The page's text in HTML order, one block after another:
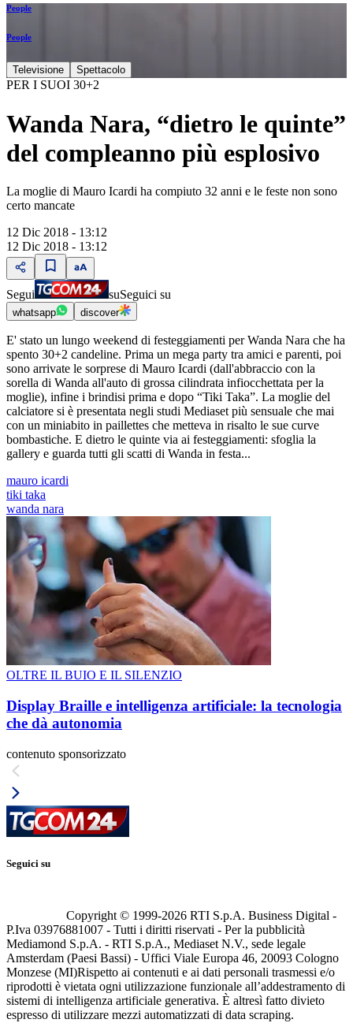
People
People
Televisione Spettacolo
PER I SUOI 30+2
Wanda Nara, “dietro le quinte”
del compleanno più esplosivo
La moglie di Mauro Icardi ha compiuto 32 anni e le feste non sono
certo mancate
12 Dic 2018 - 13:12
12 Dic 2018 - 13:12
Segui suSeguici su
whatsapp discover
E' stato un lungo weekend di festeggiamenti per Wanda Nara che ha
spento 30+2 candeline. Prima un mega party tra amici e parenti, poi
sono arrivate le sorprese di Mauro Icardi (dall'abbraccio con la
sorella di Wanda all'auto di grossa cilindrata infiocchettata per la
moglie), infine i brindisi prima e dopo “Tiki Taka”. La moglie del
calciatore si è presentata negli studi Mediaset più sensuale che mai
con un miniabito in paillettes che metteva in risalto le sue curve
bombastiche. E dietro le quinte via ai festeggiamenti: sfoglia la
gallery e guarda tutti gli scatti di Wanda in festa...
mauro icardi
tiki taka
wanda nara
OLTRE IL BUIO E IL SILENZIO
Display Braille e intelligenza artificiale: la tecnologia
che dà autonomia
contenuto sponsorizzato
Seguici su
Copyright © 1999-2026 RTI S.p.A. Business Digital -
P.Iva 03976881007 - Tutti i diritti riservati - Per la pubblicità
Mediamond S.p.A. - RTI S.p.A., Mediaset N.V., sede legale
Amsterdam (Paesi Bassi) - Uffici Viale Europa 46, 20093 Cologno
Monzese (MI)Rispetto ai contenuti e ai dati personali trasmessi e/o
riprodotti è vietata ogni utilizzazione funzionale all’addestramento di
sistemi di intelligenza artificiale generativa. È altresì fatto divieto
espresso di utilizzare mezzi automatizzati di data scraping.